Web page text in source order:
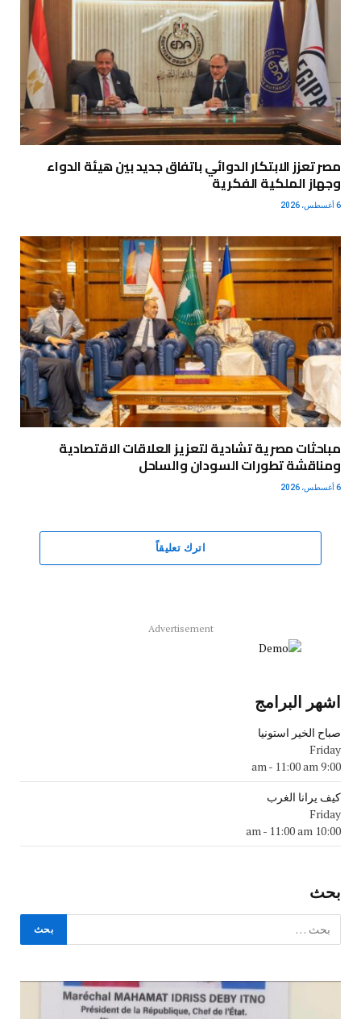
مصر تعزز الابتكار الدوائي باتفاق جديد بين هيئة الدواء
وجهاز الملكية الفكرية
6 أغسطس، 2026
مباحثات مصرية تشادية لتعزيز العلاقات الاقتصادية
ومناقشة تطورات السودان والساحل
6 أغسطس، 2026
اترك تعليقاً
Advertisement
اشهر البرامج
صباح الخير استونيا
Friday
9:00 am
- 11:00 am
كيف يرانا الغرب
Friday
10:00 am
- 11:00 am
بحث